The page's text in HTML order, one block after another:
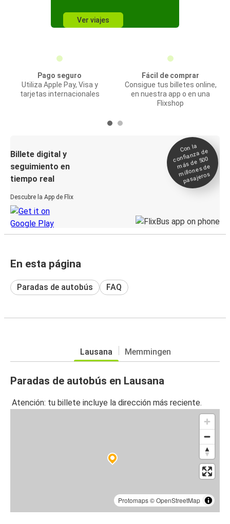
Ver viajes
Pago seguro
Utiliza Apple Pay, Visa y
tarjetas internacionales
Fácil de comprar
Consigue tus billetes online,
en nuestra app o en una
Flixshop
Billete digital y
seguimiento en
tiempo real
Descubre la App de Flix
Con la
confianza de
más de 500
millones de
pasajeros
En esta página
Paradas de autobús FAQ
Lausana Memmingen
Paradas de autobús en Lausana
Atención: tu billete incluye la dirección más reciente.
Protomaps©OpenStreetMap